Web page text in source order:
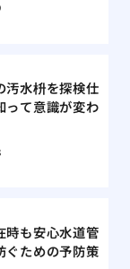
汚水枡を探検仕
って意識が変わ
時も安心水道管
ぐための予防策